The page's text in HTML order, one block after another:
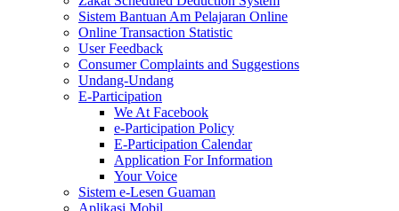
Sistem Bantuan Am Pelajaran Online
Online Transaction Statistic
User Feedback
Consumer Complaints and Suggestions
Undang-Undang
E-Participation
We At Facebook
e-Participation Policy
E-Participation Calendar
Application For Information
Your Voice
Sistem e-Lesen Guaman
Aplikasi Mobil